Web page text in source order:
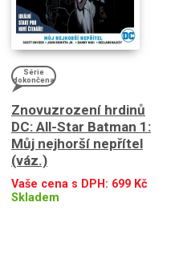
Série
dokončena
Znovuzrození hrdinů
DC: All-Star Batman 1:
Můj nejhorší nepřítel
(váz.)
Vaše cena s DPH: 699 Kč
Skladem